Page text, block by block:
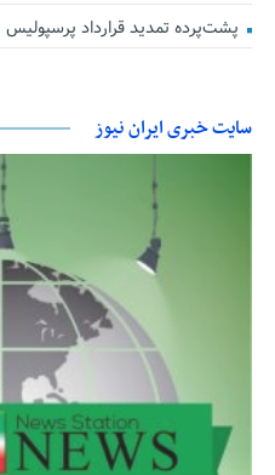
پشت‌پرده تمدید قرارداد
سایت خبری ایران نیوز